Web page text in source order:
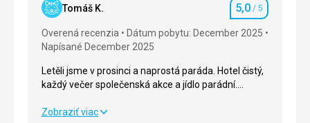
Služby 5,0/ 5
Cena
Pláž
Tomáš K. Hodnotenie
5,0 / 5
Overená recenzia
Dátum pobytu: December 2025
Napísané December 2025
Letěli jsme v prosinci a naprostá paráda. Hotel čistý,
každý večer společenská akce a jídlo parádní.
Letěli jsme v prosinci a naprostá paráda. Hotel čistý,
Zobraziť viac